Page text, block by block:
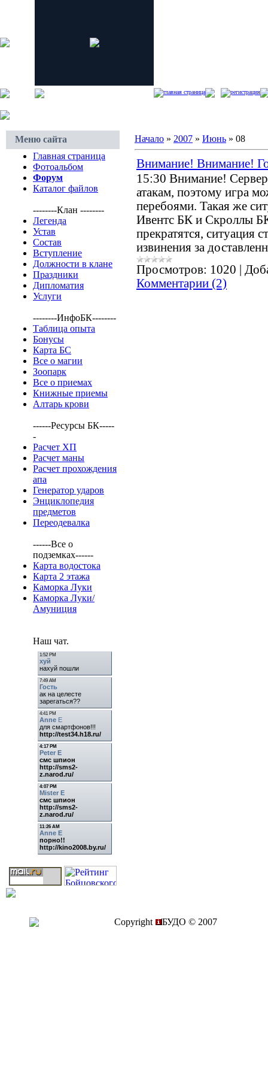
главная страница регистрация
Меню сайта
Главная страница
Фотоальбом
Форум
Каталог файлов
--------Клан --------
Легенда
Устав
Состав
Вступление
Должности в клане
Праздники
Дипломатия
Услуги
--------ИнфоБК--------
Таблица опыта
Бонусы
Карта БС
Все о магии
Зоопарк
Все о приемах
Книжные приемы
Алтарь крови
------Ресурсы БК-----
-
Расчет ХП
Расчет маны
Расчет прохождения
апа
Генератор ударов
Энциклопедия
предметов
Переодевалка
------Все о
подземках------
Карта водостока
Карта 2 этажа
Каморка Луки
Каморка Луки/
Амуниция
Наш чат.
Начало » 2007 » Июнь » 08
Внимание! Внимание!
15:30 Внимание!
атакам, поэтому игра
перебоями. Такая же
Ивентс БК и Скроллы
прекратятся, ситуация
извинения за
Просмотров: 1020
Комментарии (2)
Copyright БУДО © 2007